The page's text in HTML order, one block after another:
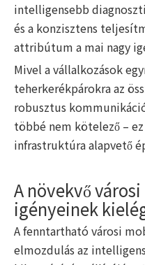
intelligensebb
és a konzisztens
attribútum a mai nagy
Mivel a vállalkozások
teherkerékpárokra az
robusztus
többé nem kötelező –
infrastruktúra alapvető
A növekvő
igényeinek
A fenntartható városi
elmozdulás az